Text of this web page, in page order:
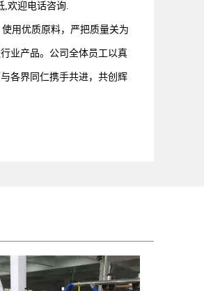
力板加工
,欢迎电话咨询.
用优质原料，严把质量关为
业产品。公司全体员工以真
各界同仁携手共进，共创辉